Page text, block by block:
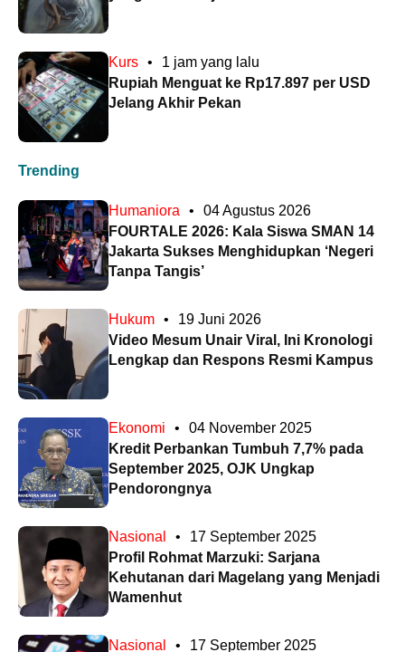
Kurs •
1 jam yang lalu
Rupiah Menguat ke Rp17.897 per USD
Jelang Akhir Pekan
Trending
Humaniora •
04 Agustus 2026
FOURTALE 2026: Kala Siswa SMAN 14
Jakarta Sukses Menghidupkan ‘Negeri
Tanpa Tangis’
Hukum •
19 Juni 2026
Video Mesum Unair Viral, Ini Kronologi
Lengkap dan Respons Resmi Kampus
Ekonomi •
04 November 2025
Kredit Perbankan Tumbuh 7,7% pada
September 2025, OJK Ungkap
Pendorongnya
Nasional •
17 September 2025
Profil Rohmat Marzuki: Sarjana
Kehutanan dari Magelang yang Menjadi
Wamenhut
Nasional •
17 September 2025